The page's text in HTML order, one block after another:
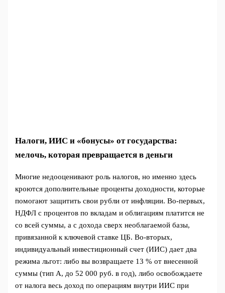
Налоги, ИИС и «бонусы» от государства:
мелочь, которая превращается в деньги
Многие недооценивают роль налогов, но именно здесь
кроются дополнительные проценты доходности, которые
помогают защитить свои рубли от инфляции. Во-первых,
НДФЛ с процентов по вкладам и облигациям платится не
со всей суммы, а с дохода сверх необлагаемой базы,
привязанной к ключевой ставке ЦБ. Во-вторых,
индивидуальный инвестиционный счет (ИИС) дает два
режима льгот: либо вы возвращаете 13 % от внесенной
суммы (тип А, до 52 000 руб. в год), либо освобождаете
от налога весь доход по операциям внутри ИИС при